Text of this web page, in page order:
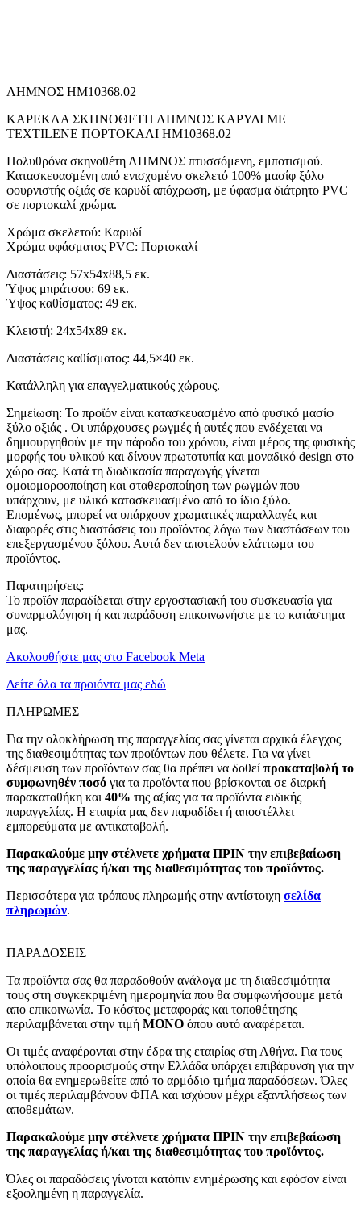
ΛΗΜΝΟΣ HM10368.02
ΚΑΡΕΚΛΑ ΣΚΗΝΟΘΕΤΗ ΛΗΜΝΟΣ ΚΑΡΥΔΙ ΜΕ
TEXTILENE ΠΟΡΤΟΚΑΛΙ HM10368.02
Πολυθρόνα σκηνοθέτη ΛΗΜΝΟΣ πτυσσόμενη, εμποτισμού.
Κατασκευασμένη από ενισχυμένο σκελετό 100% μασίφ ξύλο
φουρνιστής οξιάς σε καρυδί απόχρωση, με ύφασμα διάτρητο PVC
σε πορτοκαλί χρώμα.
Χρώμα σκελετού: Καρυδί
Χρώμα υφάσματος PVC: Πορτοκαλί
Διαστάσεις: 57x54x88,5 εκ.
Ύψος μπράτσου: 69 εκ.
Ύψος καθίσματος: 49 εκ.
Κλειστή: 24x54x89 εκ.
Διαστάσεις καθίσματος: 44,5×40 εκ.
Κατάλληλη για επαγγελματικούς χώρους.
Σημείωση: Το προϊόν είναι κατασκευασμένο από φυσικό μασίφ
ξύλο οξιάς . Οι υπάρχουσες ρωγμές ή αυτές που ενδέχεται να
δημιουργηθούν με την πάροδο του χρόνου, είναι μέρος της φυσικής
μορφής του υλικού και δίνουν πρωτοτυπία και μοναδικό design στο
χώρο σας. Κατά τη διαδικασία παραγωγής γίνεται
ομοιομορφοποίηση και σταθεροποίηση των ρωγμών που
υπάρχουν, με υλικό κατασκευασμένο από το ίδιο ξύλο.
Επομένως, μπορεί να υπάρχουν χρωματικές παραλλαγές και
διαφορές στις διαστάσεις του προϊόντος λόγω των διαστάσεων του
επεξεργασμένου ξύλου. Αυτά δεν αποτελούν ελάττωμα του
προϊόντος.
Παρατηρήσεις:
Το προϊόν παραδίδεται στην εργοστασιακή του συσκευασία για
συναρμολόγηση ή και παράδοση επικοινωνήστε με το κατάστημα
μας.
Ακολουθήστε μας στο Facebook Meta
Δείτε όλα τα προιόντα μας εδώ
ΠΛΗΡΩΜΕΣ
Για την ολοκλήρωση της παραγγελίας σας γίνεται αρχικά έλεγχος
της διαθεσιμότητας των προϊόντων που θέλετε. Για να γίνει
δέσμευση των προϊόντων σας θα πρέπει να δοθείπροκαταβολή το
συμφωνηθέν ποσό για τα προϊόντα που βρίσκονται σε διαρκή
παρακαταθήκη και40% της αξίας για τα προϊόντα ειδικής
παραγγελίας. Η εταιρία μας δεν παραδίδει ή αποστέλλει
εμπορεύματα με αντικαταβολή.
Παρακαλούμε μην στέλνετε χρήματα ΠΡΙΝ την επιβεβαίωση
της παραγγελίας ή/και της διαθεσιμότητας του προϊόντος.
Περισσότερα για τρόπους πληρωμής στην αντίστοιχη σελίδα
πληρωμών.
ΠΑΡΑΔΟΣΕΙΣ
Τα προϊόντα σας θα παραδοθούν ανάλογα με τη διαθεσιμότητα
τους στη συγκεκριμένη ημερομηνία που θα συμφωνήσουμε μετά
απο επικοινωνία. Το κόστος μεταφοράς και τοποθέτησης
περιλαμβάνεται στην τιμή MONO όπου αυτό αναφέρεται.
Οι τιμές αναφέρονται στην έδρα της εταιρίας στη Αθήνα. Για τους
υπόλοιπους προορισμούς στην Ελλάδα υπάρχει επιβάρυνση για την
οποία θα ενημερωθείτε από το αρμόδιο τμήμα παραδόσεων. Όλες
οι τιμές περιλαμβάνουν ΦΠΑ και ισχύουν μέχρι εξαντλήσεως των
αποθεμάτων.
Παρακαλούμε μην στέλνετε χρήματα ΠΡΙΝ την επιβεβαίωση
της παραγγελίας ή/και της διαθεσιμότητας του προϊόντος.
Όλες οι παραδόσεις γίνοται κατόπιν ενημέρωσης και εφόσον είναι
εξοφλημένη η παραγγελία.